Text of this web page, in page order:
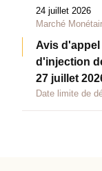
24 juillet 2026
Marché
Avis
d'injection
27 juillet
Date limite de